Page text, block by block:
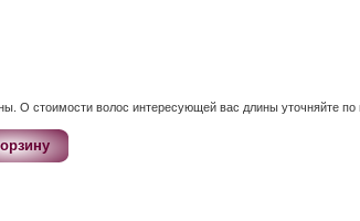
О стоимости волос интересующей вас длины уточняйте по